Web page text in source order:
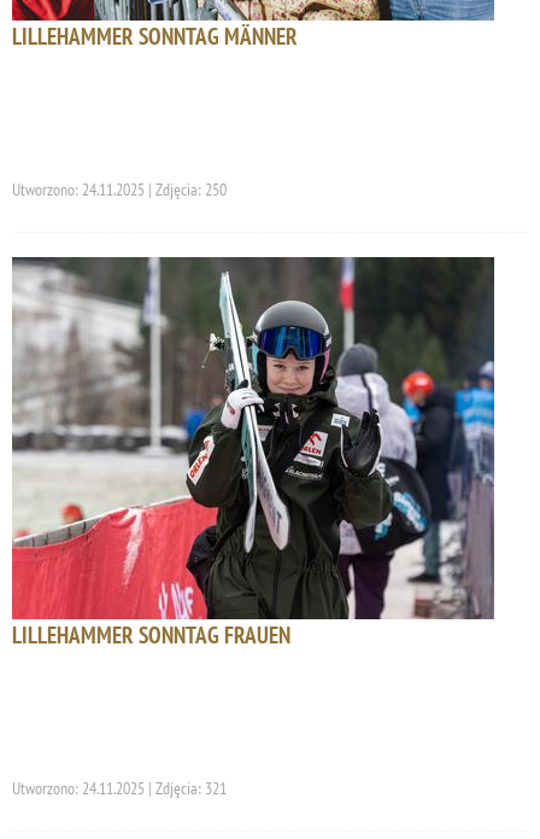
LILLEHAMMER SONNTAG MÄNNER
Utworzono: 24.11.2025 | Zdjęcia: 250
LILLEHAMMER SONNTAG FRAUEN
Utworzono: 24.11.2025 | Zdjęcia: 321